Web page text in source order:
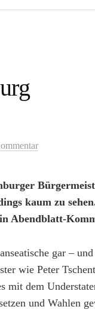
kaum zu
Abendblatt-
gar – und
wie Peter
mit dem
und Wahlen